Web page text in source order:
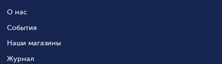
О нас
События
Наши магазины
Журнал